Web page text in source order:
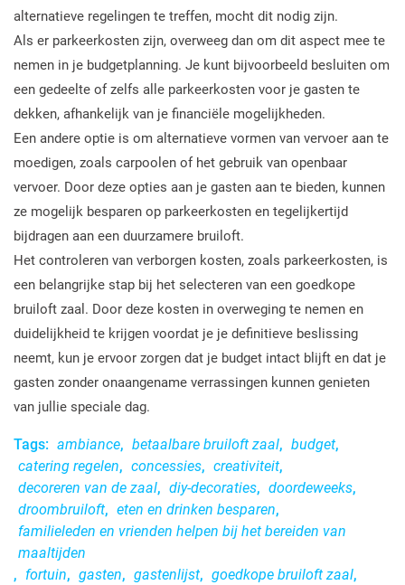
alternatieve regelingen te treffen, mocht dit nodig zijn.
Als er parkeerkosten zijn, overweeg dan om dit aspect mee te
nemen in je budgetplanning. Je kunt bijvoorbeeld besluiten om
een gedeelte of zelfs alle parkeerkosten voor je gasten te
dekken, afhankelijk van je financiële mogelijkheden.
Een andere optie is om alternatieve vormen van vervoer aan te
moedigen, zoals carpoolen of het gebruik van openbaar
vervoer. Door deze opties aan je gasten aan te bieden, kunnen
ze mogelijk besparen op parkeerkosten en tegelijkertijd
bijdragen aan een duurzamere bruiloft.
Het controleren van verborgen kosten, zoals parkeerkosten, is
een belangrijke stap bij het selecteren van een goedkope
bruiloft zaal. Door deze kosten in overweging te nemen en
duidelijkheid te krijgen voordat je je definitieve beslissing
neemt, kun je ervoor zorgen dat je budget intact blijft en dat je
gasten zonder onaangename verrassingen kunnen genieten
van jullie speciale dag.
Tags: ambiance, betaalbare bruiloft zaal, budget,
catering regelen, concessies, creativiteit,
decoreren van de zaal, diy-decoraties, doordeweeks,
droombruiloft, eten en drinken besparen,
familieleden en vrienden helpen bij het bereiden van
maaltijden
, fortuin, gasten, gastenlijst, goedkope bruiloft zaal,